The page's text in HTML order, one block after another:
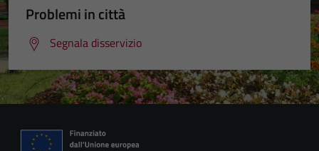
Problemi in città
Segnala disservizio